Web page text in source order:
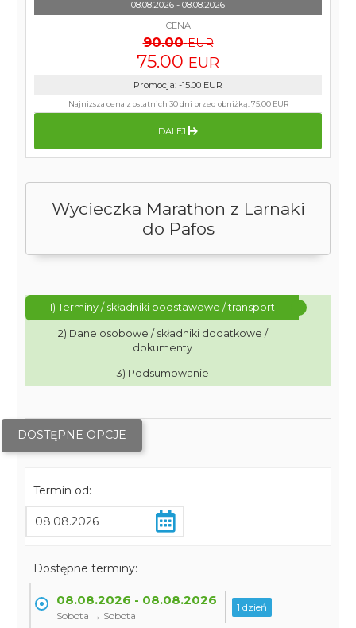
Wycieczka Marathon z Larnaki
do Pafos
1) Terminy / składniki podstawowe / transport
2) Dane osobowe / składniki dodatkowe /
dokumenty
3) Podsumowanie
DOSTĘPNE OPCJE
Termin od:
Dostępne terminy:
08.08.2026 - 08.08.2026
Sobota → Sobota
1 dzień
08.08.2026 - 08.08.2026
CENA
90.00 EUR
75.00 EUR
Promocja: -15.00 EUR
Najniższa cena z ostatnich 30 dni przed obniżką:75.00 EUR
DALEJ